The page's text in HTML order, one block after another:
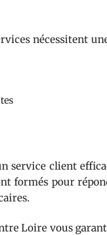
nécessitent
service client
formés pour
Loire vous